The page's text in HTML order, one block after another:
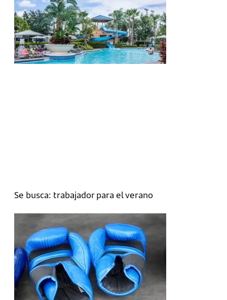
Se busca: trabajador para el verano